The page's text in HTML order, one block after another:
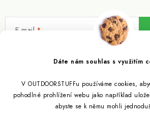
Dáte nám souhlas s využitím
V OUTDOORSTUFFu používáme cookies,
pohodlné prohlížení webu jako například
abyste se k němu mohli
E-mail
Vložením e-mailu souhlasíte spodmínkami
Informace pro vás